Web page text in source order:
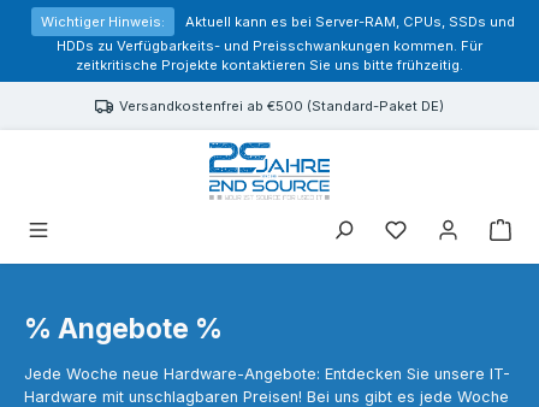
springen
Wichtiger Hinweis:
Aktuell kann es bei Server-RAM, CPUs, SSDs und
HDDs zu Verfügbarkeits- und Preisschwankungen kommen. Für
zeitkritische Projekte kontaktieren Sie uns bitte frühzeitig.
Versandkostenfrei ab €500 (Standard-Paket DE)
Sie haben 0
% Angebote %
Jede Woche neue Hardware-Angebote: Entdecken Sie unsere IT-
Hardware mit unschlagbaren Preisen! Bei uns gibt es jede Woche